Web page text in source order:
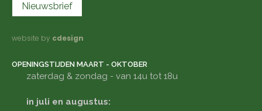
Nieuwsbrief
website by cdesign
OPENINGSTIJDEN MAART - OKTOBER
zaterdag & zondag - van 14u tot 18u
in juli en augustus: